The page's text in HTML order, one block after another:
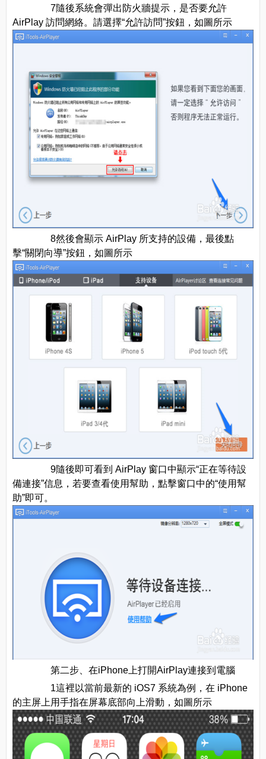
7隨後系統會彈出防火牆提示，是否要允許
AirPlay 訪問網絡。請選擇“允許訪問”按鈕，如圖所示
8然後會顯示 AirPlay 所支持的設備，最後點
擊“關閉向導”按鈕，如圖所示
9隨後即可看到 AirPlay 窗口中顯示“正在等待設
備連接”信息，若要查看使用幫助，點擊窗口中的“使用幫
助”即可。
第二步、在iPhone上打開AirPlay連接到電腦
1這裡以當前最新的 iOS7 系統為例，在 iPhone
的主屏上用手指在屏幕底部向上滑動，如圖所示